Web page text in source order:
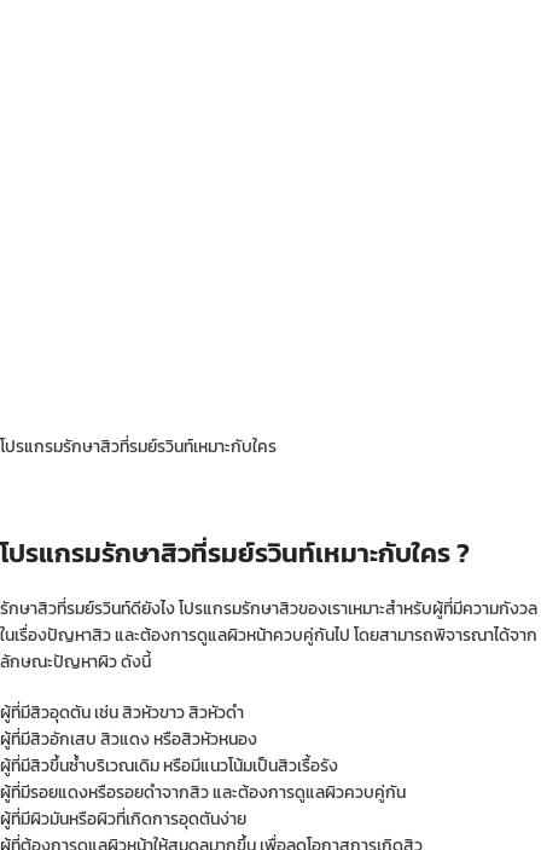
โปรแกรมรักษาสิวที่รมย์รวินท์เหมาะกับใคร
โปรแกรมรักษาสิวที่รมย์รวินท์เหมาะกับใคร ?
รักษาสิวที่รมย์รวินท์ดียังไง โปรแกรมรักษาสิวของเราเหมาะสำหรับผู้ที่มีความกังวล
ในเรื่องปัญหาสิว และต้องการดูแลผิวหน้าควบคู่กันไป โดยสามารถพิจารณาได้จาก
ลักษณะปัญหาผิว ดังนี้
ผู้ที่มีสิวอุดตัน เช่น สิวหัวขาว สิวหัวดำ
ผู้ที่มีสิวอักเสบ สิวแดง หรือสิวหัวหนอง
ผู้ที่มีสิวขึ้นซ้ำบริเวณเดิม หรือมีแนวโน้มเป็นสิวเรื้อรัง
ผู้ที่มีรอยแดงหรือรอยดำจากสิว และต้องการดูแลผิวควบคู่กัน
ผู้ที่มีผิวมันหรือผิวที่เกิดการอุดตันง่าย